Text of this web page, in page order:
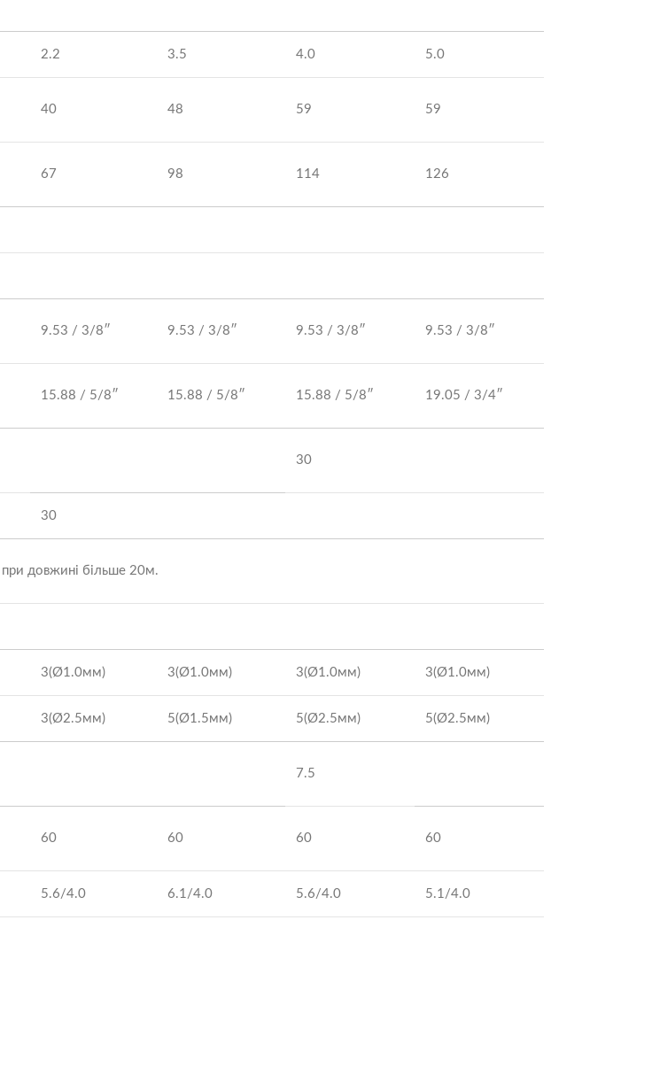
2.2 3.5 4.0 5.0
40 48 59 59
67 98 114 126
9.53 / 3/8″ 9.53 / 3/8″ 9.53 / 3/8″ 9.53 / 3/8″
15.88 / 5/8″ 15.88 / 5/8″ 15.88 / 5/8″ 19.05 / 3/4″
30
30
довжині більше 20м.
3(Ø1.0мм) 3(Ø1.0мм) 3(Ø1.0мм) 3(Ø1.0мм)
3(Ø2.5мм) 5(Ø1.5мм) 5(Ø2.5мм) 5(Ø2.5мм)
7.5
60 60 60 60
5.6/4.0 6.1/4.0 5.6/4.0 5.1/4.0